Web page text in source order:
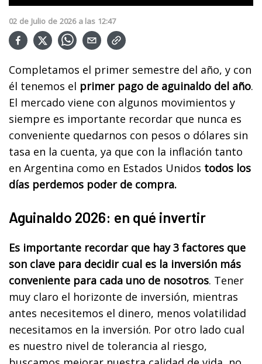
02 de Julio de 2026 a las 12:47
Completamos el primer semestre del año, y con
él tenemos el primer pago de aguinaldo del año.
El mercado viene con algunos movimientos y
siempre es importante recordar que nunca es
conveniente quedarnos con pesos o dólares sin
tasa en la cuenta, ya que con la inflación tanto
en Argentina como en Estados Unidos todos los
días perdemos poder de compra.
Aguinaldo 2026: en qué invertir
Es importante recordar que hay 3 factores que
son clave para decidir cual es la inversión más
conveniente para cada uno de nosotros. Tener
muy claro el horizonte de inversión, mientras
antes necesitemos el dinero, menos volatilidad
necesitamos en la inversión. Por otro lado cual
es nuestro nivel de tolerancia al riesgo,